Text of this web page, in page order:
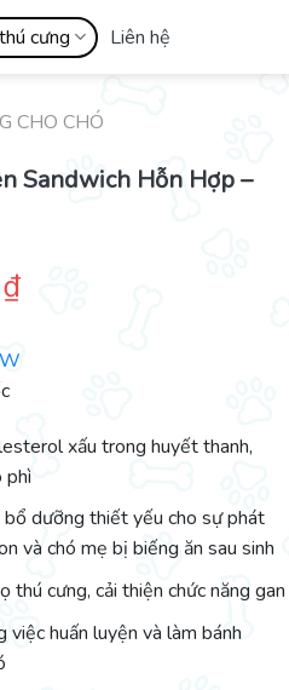
cưng Liên hệ
CHO CHÓ
Sandwich Hỗn Hợp –
₫
xấu trong huyết thanh,
phì
bổ dưỡng thiết yếu cho sự phát
và chó mẹ bị biếng ăn sau sinh
thú cưng, cải thiện chức năng gan
việc huấn luyện và làm bánh